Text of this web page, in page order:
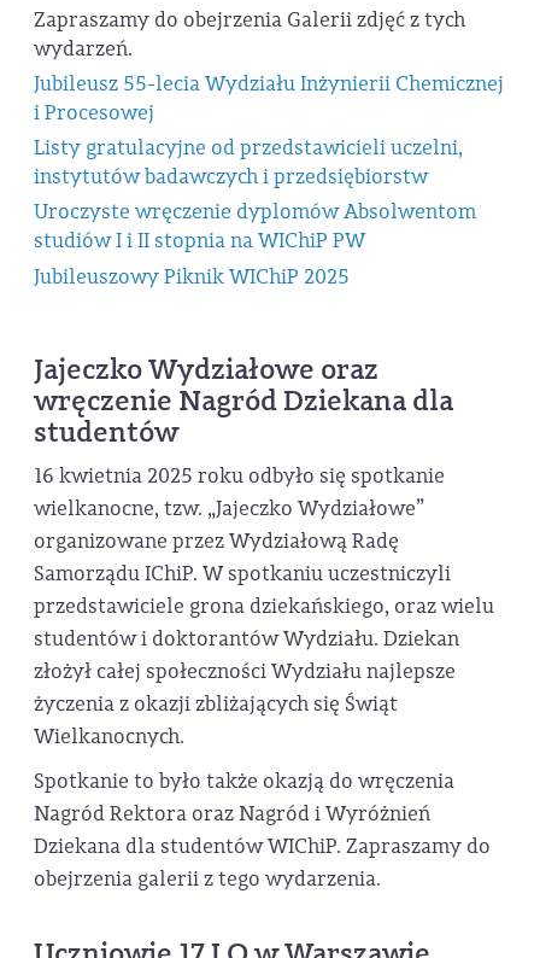
Zapraszamy do obejrzenia Galerii zdjęć z tych
wydarzeń.
Jubileusz 55-lecia Wydziału Inżynierii Chemicznej
i Procesowej
Listy gratulacyjne od przedstawicieli uczelni,
instytutów badawczych i przedsiębiorstw
Uroczyste wręczenie dyplomów Absolwentom
studiów I i II stopnia na WIChiP PW
Jubileuszowy Piknik WIChiP 2025
Jajeczko Wydziałowe oraz
wręczenie Nagród Dziekana dla
studentów
16 kwietnia 2025 roku odbyło się spotkanie
wielkanocne, tzw. „Jajeczko Wydziałowe”
organizowane przez Wydziałową Radę
Samorządu IChiP. W spotkaniu uczestniczyli
przedstawiciele grona dziekańskiego, oraz wielu
studentów i doktorantów Wydziału. Dziekan
złożył całej społeczności Wydziału najlepsze
życzenia z okazji zbliżających się Świąt
Wielkanocnych.
Spotkanie to było także okazją do wręczenia
Nagród Rektora oraz Nagród i Wyróżnień
Dziekana dla studentów WIChiP. Zapraszamy do
obejrzenia galerii z tego wydarzenia.